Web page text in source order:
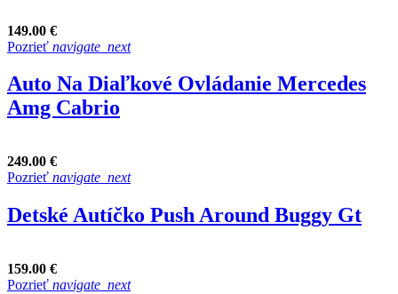
149.00 €
Pozrieť navigate_next
Auto Na Diaľkové Ovládanie Mercedes
Amg Cabrio
249.00 €
Pozrieť navigate_next
Detské Autíčko Push Around Buggy Gt
159.00 €
Pozrieť navigate_next